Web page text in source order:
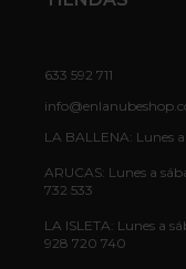
633 592 711
LA BALLENA: Lunes
ARUCAS: Lunes a
732 533
LA ISLETA: Lunes a
928 720 740